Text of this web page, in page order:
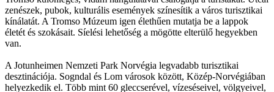
zenészek, pubok, kulturális események színesítik a város turisztikai
kínálatát. A Tromso Múzeum igen élethűen mutatja be a lappok
életét és szokásait. Síelési lehetőség a mögötte elterülő hegyekben
van.
A Jotunheimen Nemzeti Park Norvégia legvadabb turisztikai
desztinációja. Sogndal és Lom városok között, Közép-Norvégiában
helyezkedik el. Több mint 60 gleccserével, vízeséseivel, völgyeivel,